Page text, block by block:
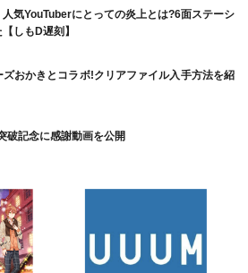
人気YouTuberにとっての炎上とは?6面ステーシ
しもD遅刻】
ズおかきとコラボ!クリアファイル入手方法を紹
破記念に感謝動画を公開